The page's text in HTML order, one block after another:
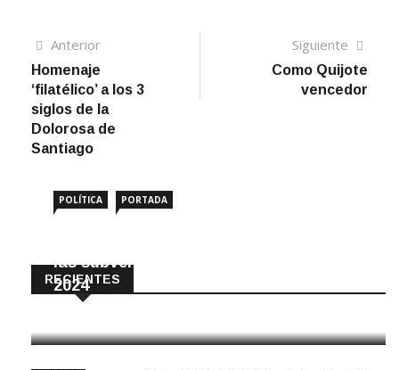
Navegación
de
entradas
AnteriorArtículo
Homenaje
‘filatélico’ a los 3
siglos de la
Dolorosa de
Santiago
Siguiente
Como Quijote
vencedor
RECIENTES
POLÍTICA PORTADA
las subvenciones municipales desde
2024